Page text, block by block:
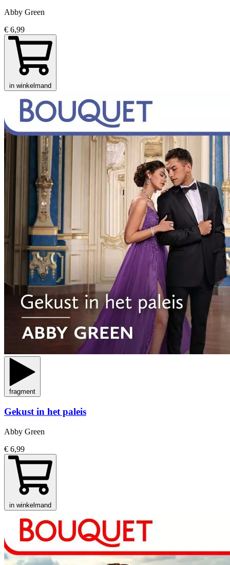
Abby Green
€ 6,99
in winkelmand
fragment
Gekust in het paleis
Abby Green
€ 6,99
in winkelmand